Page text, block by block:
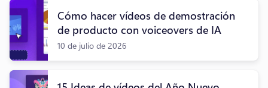
Cómo hacer vídeos de demostración
de producto con voiceovers de IA
10 de julio de 2026